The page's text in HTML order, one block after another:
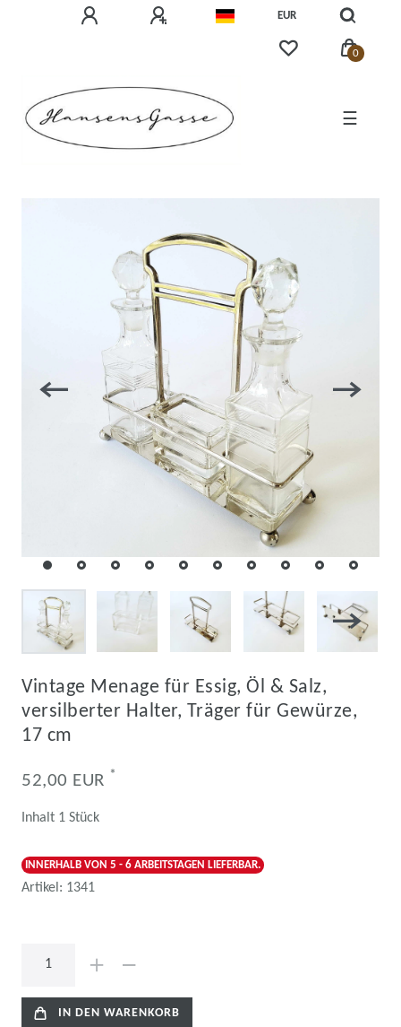
EUR
0
☰
Vintage Menage für Essig, Öl & Salz,
versilberter Halter, Träger für Gewürze,
17 cm
52,00 EUR *
Inhalt 1 Stück
INNERHALB VON 5 - 6 ARBEITSTAGEN LIEFERBAR.
Artikel: 1341
IN DEN WARENKORB